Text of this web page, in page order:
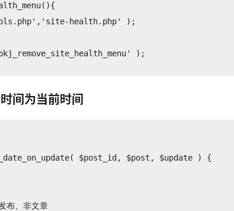
health.php' );
间为当前时间
$post_id, $post, $update ) {
布、非文章